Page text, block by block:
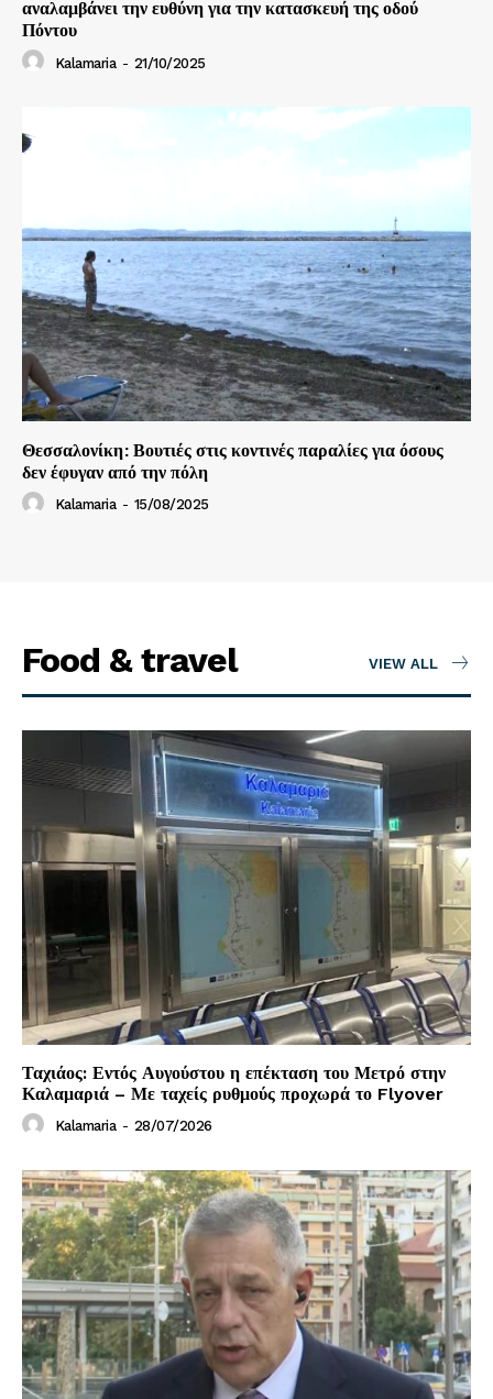
αναλαμβάνει την ευθύνη για την κατασκευή της οδού
Πόντου
Kalamaria - 21/10/2025
Θεσσαλονίκη: Βουτιές στις κοντινές παραλίες για όσους
δεν έφυγαν από την πόλη
Kalamaria - 15/08/2025
Food & travel VIEW ALL
Ταχιάος: Εντός Αυγούστου η επέκταση του Μετρό στην
Καλαμαριά – Με ταχείς ρυθμούς προχωρά το Flyover
Kalamaria - 28/07/2026